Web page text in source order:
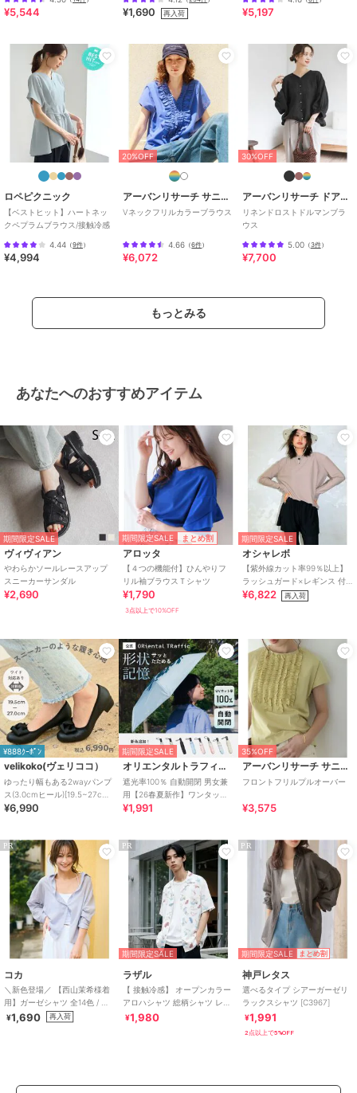
20%OFF
ラミーレーヨンオープン
カラーシャツ
7,920
30%OFF
【Lords of Lotus / ロー
ズオブロータス】 LACE
SHIRTS
¥12,320
ナチュラルスムースプル
30%OFF 30%OFF
6,930
30%OFF
¥5,544 ¥1,690 再入荷 ¥5,197
ロペピクニック
【ベストヒット】ハートネッ
クペプラムブラウス/接触冷感
4.44 （9件）
¥4,994
20%OFF
アーバンリサーチ サニーレーベル
Vネックフリルカラーブラウス
4.66 （6件）
¥6,072
30%OFF
アーバンリサーチ ドアーズ
リネンドロストドルマンブラ
ウス
5.00（3件）
¥7,700
もっとみる
あなたへのおすすめアイテム
期間限定SALE
ヴィヴィアン
やわらかソールレースアップ
スニーカーサンダル
¥2,690
期間限定SALE まとめ割
アロッタ
【４つの機能付】ひんやりフ
リル袖ブラウスＴシャツ
¥1,790
3点以上で10%OFF
期間限定SALE
オシャレボ
【紫外線カット率99％以上】
ラッシュガード×レギンス 付
き タンキニ
¥6,822 再入荷
¥888ｸｰﾎﾟﾝ
velikoko(ヴェリココ）
ゆったり幅もある2wayパンプ
ス(3.0cmヒール)[19.5~27cm]
ラクチンきれいシューズ
¥6,990
期間限定SALE
オリエンタルトラフィック
遮光率100％ 自動開閉 男女兼
用【26春夏新作】ワンタッチ
晴雨兼用 折りたたみ傘 /G-
¥1,991
35%OFF
アーバンリサーチ サニーレーベル
フロントフリルプルオーバー
¥3,575
PR
コカ
＼新色登場／ 【西山茉希様着
用】ガーゼシャツ 全14色 / 冷
房対策
¥1,690 再入荷
PR
期間限定SALE
ラザル
【 接触冷感】 オープンカラー
アロハシャツ 総柄シャツ レデ
ィース メンズ
¥1,980
PR
期間限定SALE まとめ割
神戸レタス
選べるタイプ シアーガーゼリ
ラックスシャツ [C3967]
¥1,991
2点以上で5%OFF